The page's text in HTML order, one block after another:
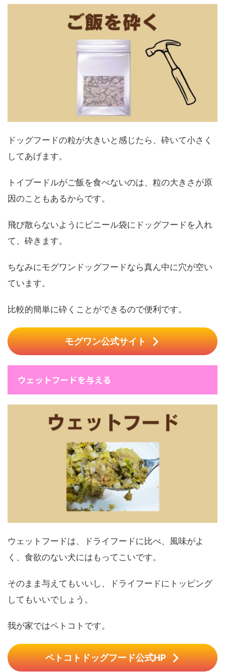
ドッグフードの粒が大きいと感じたら、砕いて小さく
してあげます。
トイプードルがご飯を食べないのは、粒の大きさが原
因のこともあるからです。
飛び散らないようにビニール袋にドッグフードを入れ
て、砕きます。
ちなみにモグワンドッグフードなら真ん中に穴が空い
ています。
比較的簡単に砕くことができるので便利です。
モグワン公式サイト
ウェットフードを与える
ウェットフードは、ドライフードに比べ、風味がよ
く、食欲のない犬にはもってこいです。
そのまま与えてもいいし、ドライフードにトッピング
してもいいでしょう。
我が家ではペトコトです。
ペトコトドッグフード公式HP